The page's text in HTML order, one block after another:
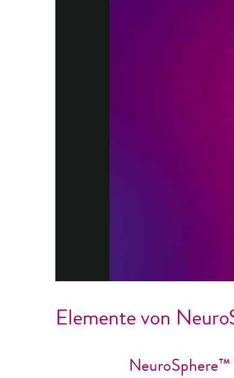
Elemente von